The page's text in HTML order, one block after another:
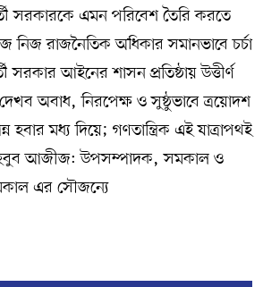
সরকারকে এমন পরিবেশ তৈরি করতে
নিজ রাজনৈতিক অধিকার সমানভাবে চর্চা
সরকার আইনের শাসন প্রতিষ্ঠায় উত্তীর্ণ
অবাধ, নিরপেক্ষ ও সুষ্ঠুভাবে ত্রয়োদশ
হবার মধ্য দিয়ে; গণতান্ত্রিক এই যাত্রাপথই
আজীজ: উপসম্পাদক, সমকাল ও
এর সৌজন্যে